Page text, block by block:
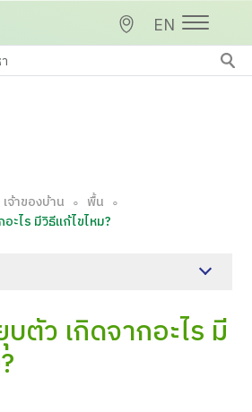
EN
เจ้าของบ้าน ∘ พื้น ∘
ะไร มีวิธีแก้ไขไหม?
ตัว เกิดจากอะไร มี